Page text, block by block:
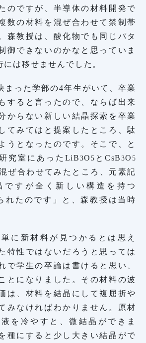
のですが、半導体の材料開発で
数の材料を混ぜ合わせて禁制帯
森教授は、酸化物でも同じパタ
御できないのかなと思っていま
には移せませんでした。
まった学部の4年生がいて、卒業
すると言ったので、ならば出来
からない新しい結晶探索を卒業
てみてはと提案したところ、駄
うとなったのです。そこで、と
究室にあったLiB 3O 5 とCsB3O 5
ぜ合わせてみたところ、元素記
ですが全く新しい構造を持つ
れたのです」と、森教授は当時
に新材料が見つかるとは思え
特性ではないだろうと思っては
で学生の卒論は書けると思い、
とになりました。その材料の波
は、材料を結晶にして複屈折や
みなければわかりません。原材
を冷やすと、微結晶ができま
種にすると少し大きい結晶がで